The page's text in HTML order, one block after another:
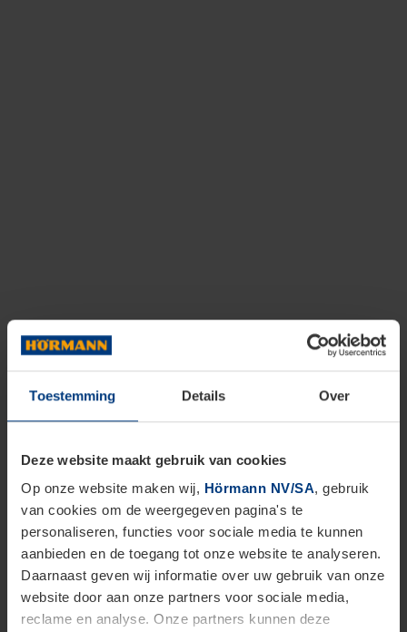
Toestemming Details Over
Deze website maakt gebruik van cookies
Op onze website maken wij, Hörmann NV/SA, gebruik
van cookies om de weergegeven pagina's te
personaliseren, functies voor sociale media te kunnen
aanbieden en de toegang tot onze website te analyseren.
Daarnaast geven wij informatie over uw gebruik van onze
website door aan onze partners voor sociale media,
reclame en analyse. Onze partners kunnen deze